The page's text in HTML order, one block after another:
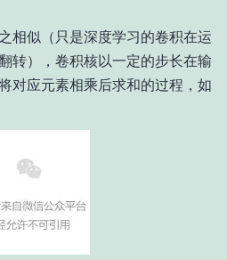
相似（只是深度学习的卷积在运
转），卷积核以一定的步长在输
对应元素相乘后求和的过程，如